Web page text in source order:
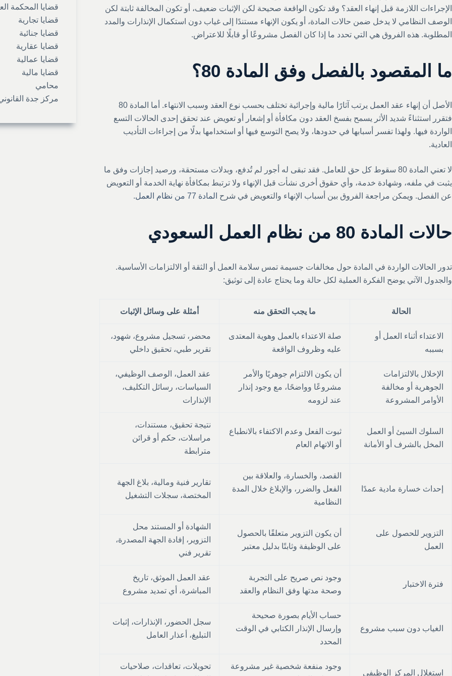
الإجراءات اللازمة قبل إنهاء العقد؟ وقد تكون الواقعة صحيحة لكن الإثبات ضعيف، أو تكون المخالفة ثابتة لكن
الوصف النظامي لا يدخل ضمن حالات المادة، أو يكون الإنهاء مستندًا إلى غياب دون استكمال الإنذارات والمدد
المطلوبة. هذه الفروق هي التي تحدد ما إذا كان الفصل مشروعًا أو قابلًا للاعتراض.
ما المقصود بالفصل وفق المادة 80؟
الأصل أن إنهاء عقد العمل يرتب آثارًا مالية وإجرائية تختلف بحسب نوع العقد وسبب الانتهاء. أما المادة 80
فتقرر استثناءً شديد الأثر يسمح بفسخ العقد دون مكافأة أو إشعار أو تعويض عند تحقق إحدى الحالات التسع
الواردة فيها. ولهذا تفسر أسبابها في حدودها، ولا يصح التوسع فيها أو استخدامها بدلًا من إجراءات التأديب
العادية.
لا تعني المادة 80 سقوط كل حق للعامل. فقد تبقى له أجور لم تُدفع، وبدلات مستحقة، ورصيد إجازات وفق ما
يثبت في ملفه، وشهادة خدمة، وأي حقوق أخرى نشأت قبل الإنهاء ولا ترتبط بمكافأة نهاية الخدمة أو التعويض
عن الفصل. ويمكن مراجعة الفروق بين أسباب الإنهاء والتعويض في شرح المادة 77 من نظام العمل .
حالات المادة 80 من نظام العمل السعودي
تدور الحالات الواردة في المادة حول مخالفات جسيمة تمس سلامة العمل أو الثقة أو الالتزامات الأساسية.
والجدول الآتي يوضح الفكرة العملية لكل حالة وما يحتاج عادة إلى توثيق:
الحالة ما يجب التحقق منه أمثلة على وسائل الإثبات
الاعتداء أثناء العمل أو
بسببه
صلة الاعتداء بالعمل وهوية المعتدى
عليه وظروف الواقعة
محضر، تسجيل مشروع، شهود،
تقرير طبي، تحقيق داخلي
الإخلال بالالتزامات
الجوهرية أو مخالفة
الأوامر المشروعة
أن يكون الالتزام جوهريًا والأمر
مشروعًا وواضحًا، مع وجود إنذار
عند لزومه
عقد العمل، الوصف الوظيفي،
السياسات، رسائل التكليف،
الإنذارات
السلوك السيئ أو العمل
المخل بالشرف أو الأمانة
ثبوت الفعل وعدم الاكتفاء بالانطباع
أو الاتهام العام
نتيجة تحقيق، مستندات،
مراسلات، حكم أو قرائن
مترابطة
إحداث خسارة مادية عمدًا
القصد، والخسارة، والعلاقة بين
الفعل والضرر، والإبلاغ خلال المدة
النظامية
تقارير فنية ومالية، بلاغ الجهة
المختصة، سجلات التشغيل
التزوير للحصول على
العمل
أن يكون التزوير متعلقًا بالحصول
على الوظيفة وثابتًا بدليل معتبر
الشهادة أو المستند محل
التزوير، إفادة الجهة المصدرة،
تقرير فني
فترة الاختبار
وجود نص صريح على التجربة
وصحة مدتها وفق النظام والعقد
عقد العمل الموثق، تاريخ
المباشرة، أي تمديد مشروع
الغياب دون سبب مشروع
حساب الأيام بصورة صحيحة
وإرسال الإنذار الكتابي في الوقت
المحدد
سجل الحضور، الإنذارات، إثبات
التبليغ، أعذار العامل
استغلال المركز الوظيفي
وجود منفعة شخصية غير مشروعة
تحويلات، تعاقدات، صلاحيات
قضايا المحكمة
قضايا تجارية
قضايا جنائية
قضايا عقارية
قضايا عمالية
قضايا مالية
محامي
مركز جدة